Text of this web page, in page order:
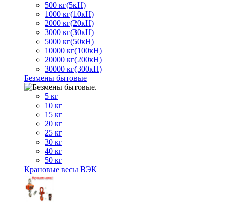
500 кг(5кН)
1000 кг(10кН)
2000 кг(20кН)
3000 кг(30кН)
5000 кг(50кН)
10000 кг(100кН)
20000 кг(200кН)
30000 кг(300кН)
Безмены бытовые
5 кг
10 кг
15 кг
20 кг
25 кг
30 кг
40 кг
50 кг
Крановые весы ВЭК